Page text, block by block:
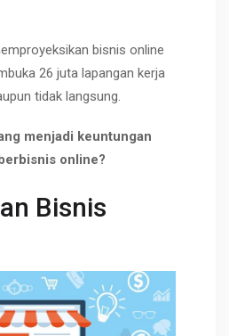
bisnis online
26 juta lapangan kerja
tidak langsung.
menjadi keuntungan
online?
Bisnis